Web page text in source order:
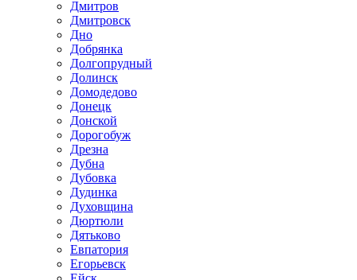
Дмитров
Дмитровск
Дно
Добрянка
Долгопрудный
Долинск
Домодедово
Донецк
Донской
Дорогобуж
Дрезна
Дубна
Дубовка
Дудинка
Духовщина
Дюртюли
Дятьково
Евпатория
Егорьевск